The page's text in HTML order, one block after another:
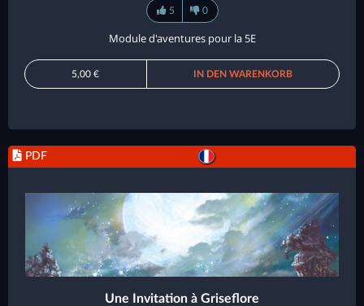
5 0
Module d'aventures pour la 5E
5,00 € IN DEN WARENKORB
PDF
Une Invitation à Griseflore